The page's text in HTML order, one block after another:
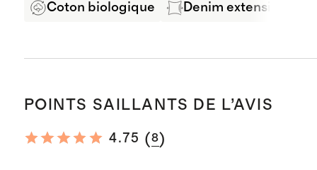
Coton biologique Denim extensible
POINTS SAILLANTS DE L’AVIS
4.75 (8)